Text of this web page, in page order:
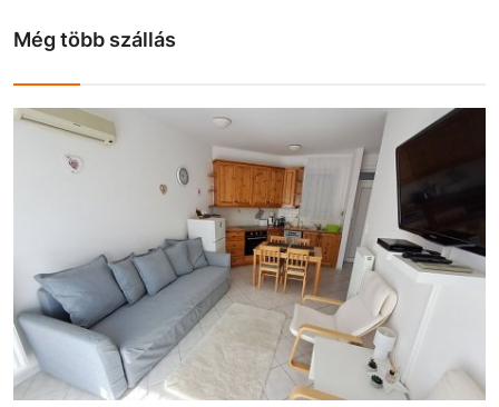
Még több szállás